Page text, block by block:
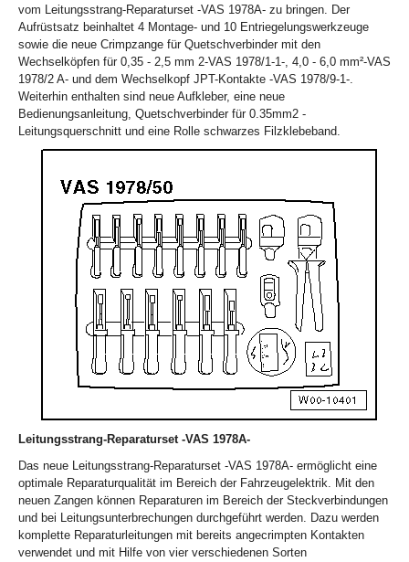
vom Leitungsstrang-Reparaturset -VAS 1978A- zu bringen. Der
Aufrüstsatz beinhaltet 4 Montage- und 10 Entriegelungswerkzeuge
sowie die neue Crimpzange für Quetschverbinder mit den
Wechselköpfen für 0,35 - 2,5 mm 2-VAS 1978/1-1-, 4,0 - 6,0 mm²-VAS
1978/2 A- und dem Wechselkopf JPT-Kontakte -VAS 1978/9-1-.
Weiterhin enthalten sind neue Aufkleber, eine neue
Bedienungsanleitung, Quetschverbinder für 0.35mm2 -
Leitungsquerschnitt und eine Rolle schwarzes Filzklebeband.
Leitungsstrang-Reparaturset -VAS 1978A-
Das neue Leitungsstrang-Reparaturset -VAS 1978A- ermöglicht eine
optimale Reparaturqualität im Bereich der Fahrzeugelektrik. Mit den
neuen Zangen können Reparaturen im Bereich der Steckverbindungen
und bei Leitungsunterbrechungen durchgeführt werden. Dazu werden
komplette Reparaturleitungen mit bereits angecrimpten Kontakten
verwendet und mit Hilfe von vier verschiedenen Sorten